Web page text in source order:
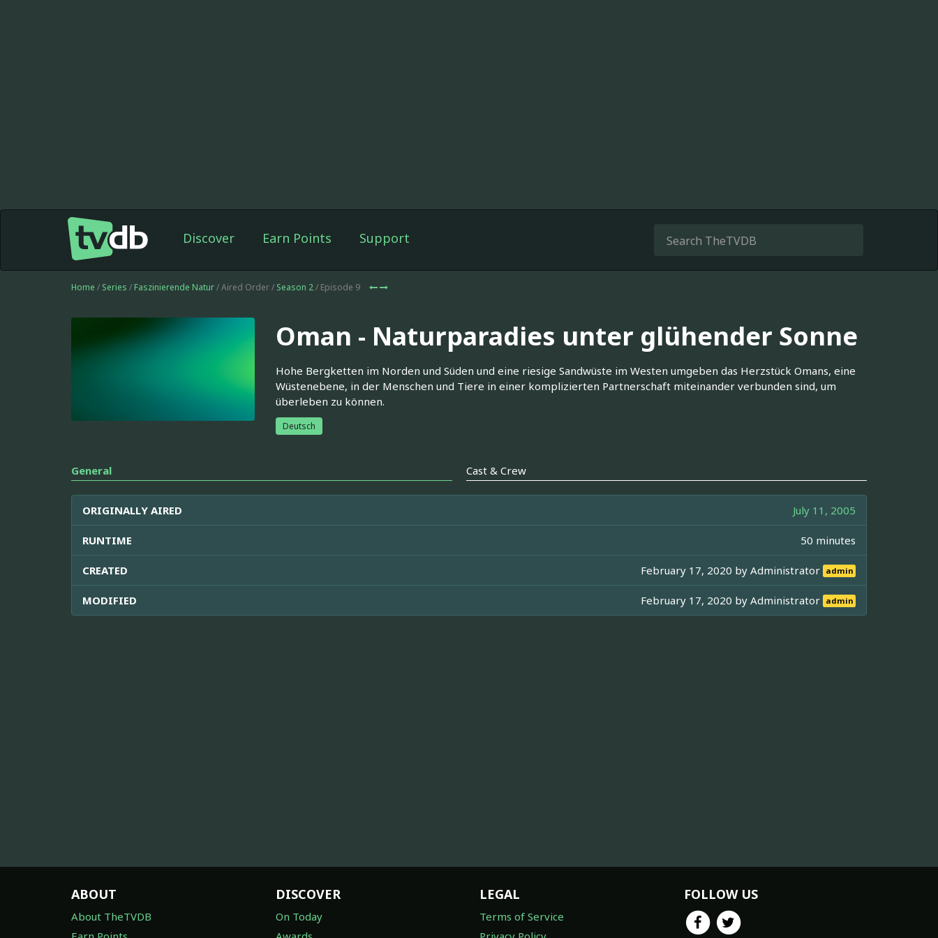
Discover Earn Points Support
Home / Series / Faszinierende Natur/ Aired Order / Season 2/ Episode 9
Oman - Naturparadies unter glühender Sonne
Hohe Bergketten im Norden und Süden und eine riesige Sandwüste im Westen umgeben das Herzstück Omans, eine
Wüstenebene, in der Menschen und Tiere in einer komplizierten Partnerschaft miteinander verbunden sind, um
überleben zu können.
Deutsch
General Cast & Crew
ORIGINALLY AIRED July 11, 2005
RUNTIME 50 minutes
CREATED February 17, 2020 byAdministrator admin
MODIFIED February 17, 2020 byAdministrator admin
ABOUT
About TheTVDB
DISCOVER
On Today
LEGAL
Terms of Service
FOLLOW US